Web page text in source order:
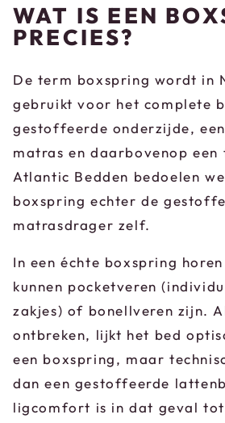
WAT IS EEN
PRECIES?
De term boxspring wordt in
gebruikt voor het complete
gestoffeerde onderzijde,
matras en daarbovenop een
Atlantic Bedden bedoelen
boxspring echter de
matrasdrager zelf.
In een échte boxspring
kunnen pocketveren
zakjes) of bonellveren zijn.
ontbreken, lijkt het bed
een boxspring, maar
dan een gestoffeerde
ligcomfort is in dat geval